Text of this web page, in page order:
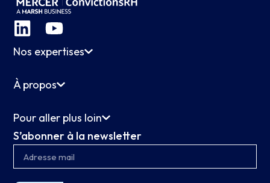
Nos expertises
À propos
Pour aller plus loin
S’abonner à la newsletter